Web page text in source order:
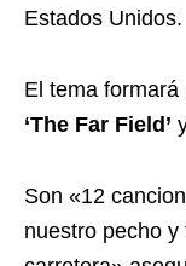
Estados Unidos.
El tema
‘The Far Field’
Son «12
nuestro pecho